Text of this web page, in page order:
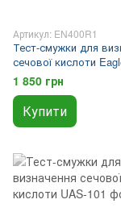
Артикул: EN400R1
Тест-смужки для
сечової кислоти
1 850 грн
Купити